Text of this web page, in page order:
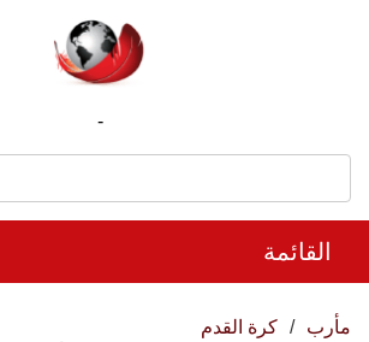
-
القائمة
مأرب
كرة القدم